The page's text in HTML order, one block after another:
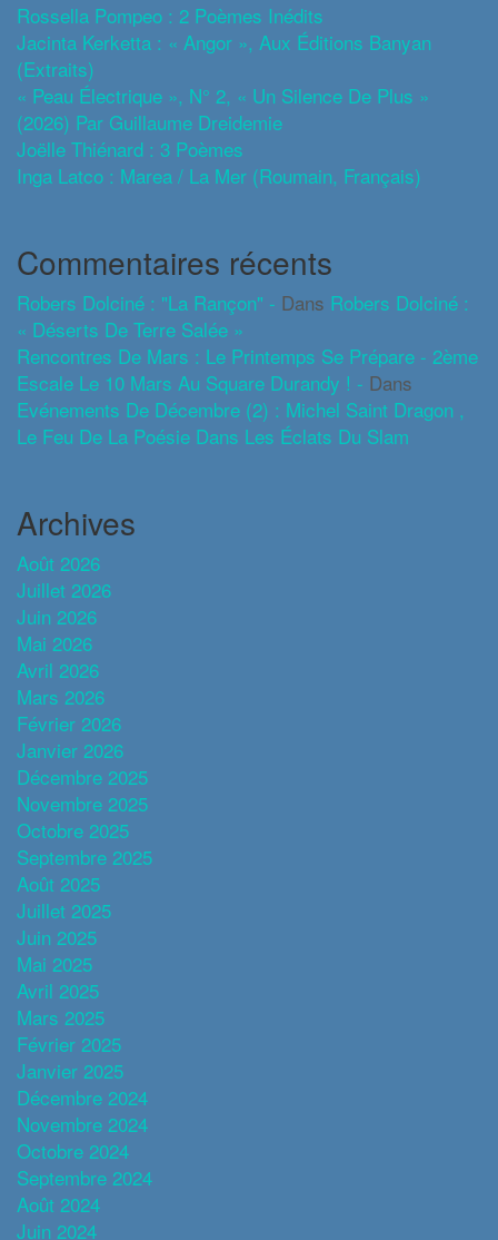
Rossella Pompeo : 2 Poèmes Inédits
Jacinta Kerketta : « Angor », Aux Éditions Banyan
(extraits)
« Peau Électrique », N° 2, « Un Silence De Plus »
(2026) Par Guillaume Dreidemie
Joëlle Thiénard : 3 Poèmes
Inga Latco : Marea / La Mer (roumain, Français)
Commentaires récents
Robers Dolciné : "La Rançon" - Dans Robers Dolciné :
« Déserts De Terre Salée »
Rencontres De Mars : Le Printemps Se Prépare - 2ème
Escale Le 10 Mars Au Square Durandy ! - Dans
Evénements De Décembre (2) : Michel Saint Dragon ,
Le Feu De La Poésie Dans Les Éclats Du Slam
Archives
Août 2026
Juillet 2026
Juin 2026
Mai 2026
Avril 2026
Mars 2026
Février 2026
Janvier 2026
Décembre 2025
Novembre 2025
Octobre 2025
Septembre 2025
Août 2025
Juillet 2025
Juin 2025
Mai 2025
Avril 2025
Mars 2025
Février 2025
Janvier 2025
Décembre 2024
Novembre 2024
Octobre 2024
Septembre 2024
Août 2024
Juin 2024